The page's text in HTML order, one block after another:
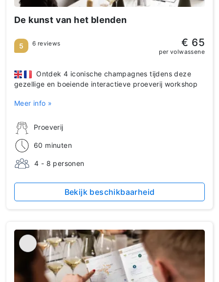
De kunst van het blenden
Proeverij
60 minuten
4 - 8 personen
Ontdek 4 iconische champagnes tijdens deze
gezellige en boeiende interactieve proeverij workshop
Meer info »
5 6 reviews € 65
per volwassene
Bekijk beschikbaarheid